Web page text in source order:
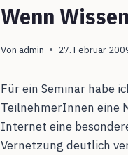
Wenn
Von admin 27. Februar
Für ein Seminar habe
TeilnehmerInnen eine
Internet eine
Vernetzung deutlich